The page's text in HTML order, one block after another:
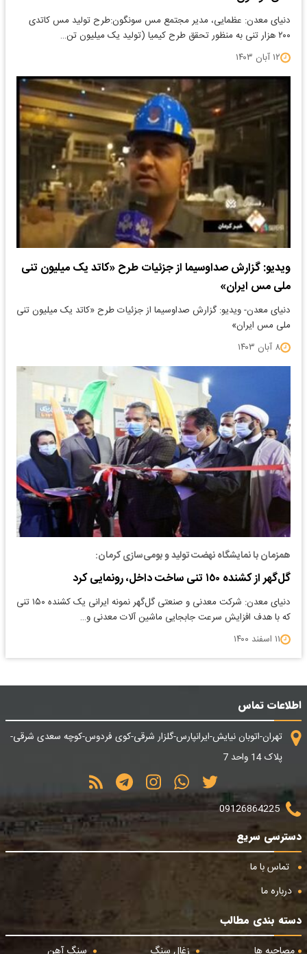
دنیای معدن: عظمایی، مدیر مجتمع مس سونگون:طرح تولید مس کاتدی
۲۰۰ هزار تنی به منظور تحقق طرح کیمیا (تولید یک میلیون تن…
۱۲ آبان ۱۴۰۳
ویدیو: گزارش صداوسیما از جزئیات طرح «کاتد یک میلیون تنی
ملی مس ایران»
دنیای معدن- ویدیو: گزارش صداوسیما از جزئیات طرح «کاتد یک میلیون تنی
ملی مس ایران»
۸ آبان ۱۴۰۳
همزمان با نمایشگاه نهضت تولید و بومی‌سازی کرمان:
گل‌گهر از کشنده ١٥٠ تنی ساخت داخل، رونمایی کرد
دنیای معدن: شرکت معدنی و صنعتی گل‌گهر نمونه ایرانی یک کشنده ۱۵۰ تنی
که با هدف افزایش سرعت جابجایی ماشین آلات معدنی و…
۱۱ اسفند ۱۴۰۰
اطلاعات تماس
تهران-اتوبان نیایش-ایرانپارس-گلزار شرقی-کوی فردوس-کوچه سعدی شرقی-
پلاک 14 واحد 7
09126864225
دسترسی سریع
تماس با ما
درباره ما
دسته بندی مطالب